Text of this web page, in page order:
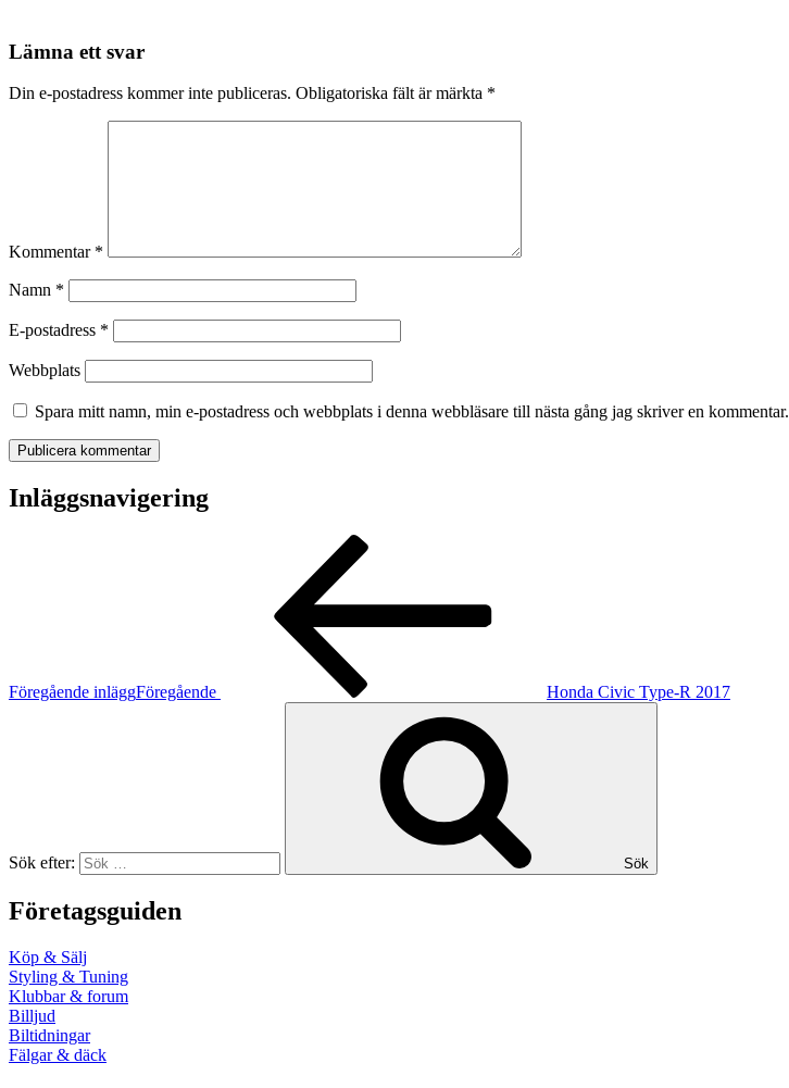
Lämna ett svar
Din e-postadress kommer inte publiceras. Obligatoriska fält är märkta *
Kommentar *
Namn *
E-postadress *
Webbplats
Spara mitt namn, min e-postadress och webbplats i denna webbläsare till nästa gång jag skriver en kommentar.
Inläggsnavigering
Föregående inläggFöregående Honda Civic Type-R 2017
Sök efter: Sök
Företagsguiden
Köp & Sälj
Styling & Tuning
Klubbar & forum
Billjud
Biltidningar
Fälgar & däck